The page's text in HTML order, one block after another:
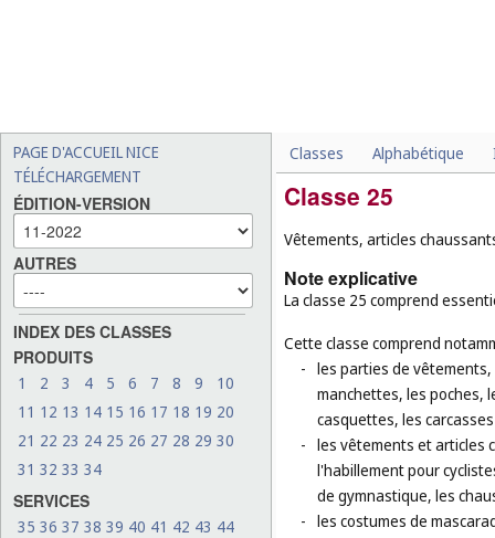
PAGE D'ACCUEIL NICE
TÉLÉCHARGEMENT
ÉDITION-VERSION
AUTRES
INDEX DES CLASSES
PRODUITS
1 2 3 4 5 6 7 8 9
10
11 12 13 14 15 16 17 18 19 20
21 22 23 24 25 26 27 28 29 30
31 32 33 34
SERVICES
35 36 37 38 39 40 41 42 43 44
Classes Alphabétique
Classe 25
Vêtements, articles
Note explicative
La classe 25 comprend
Cette classe comprend
- les parties de
manchettes, les poches,
casquettes, les
- les vêtements et articles
l'habillement pour
de gymnastique, les
- les costumes de